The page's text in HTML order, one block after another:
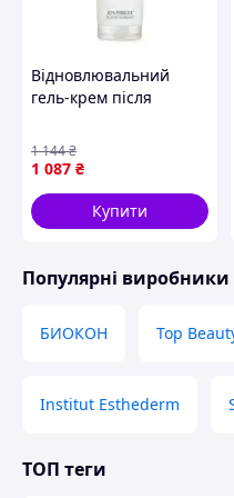
Відновлювальний
гель-крем після
After Sun UV Repair Gel
Cream, 250 мл
1 087 ₴
1 144₴
Купити
Популярні виробники
БИОКОН Top
Institut Esthederm
ТОП теги